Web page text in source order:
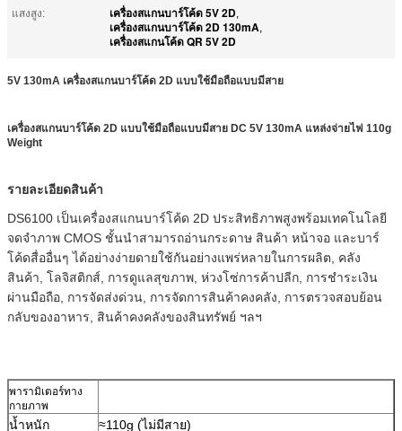
แสงสูง:
เครื่องสแกนบาร์โค้ด 5V 2D,
เครื่องสแกนบาร์โค้ด 2D 130mA,
เครื่องสแกนโค้ด QR 5V 2D
5V 130mA เครื่องสแกนบาร์โค้ด 2D แบบใช้มือถือแบบมีสาย
เครื่องสแกนบาร์โค้ด 2D แบบใช้มือถือแบบมีสาย DC 5V 130mA แหล่งจ่ายไฟ 110g
Weight
รายละเอียดสินค้า
DS6100 เป็นเครื่องสแกนบาร์โค้ด 2D ประสิทธิภาพสูงพร้อมเทคโนโลยี
จดจำภาพ CMOS ชั้นนำสามารถอ่านกระดาษ สินค้า หน้าจอ และบาร์
โค้ดสื่ออื่นๆ ได้อย่างง่ายดายใช้กันอย่างแพร่หลายในการผลิต, คลัง
สินค้า, โลจิสติกส์, การดูแลสุขภาพ, ห่วงโซ่การค้าปลีก, การชำระเงิน
ผ่านมือถือ, การจัดส่งด่วน, การจัดการสินค้าคงคลัง, การตรวจสอบย้อน
กลับของอาหาร, สินค้าคงคลังของสินทรัพย์ ฯลฯ
พารามิเตอร์ทาง
กายภาพ
น้ำหนัก
≈110g (ไม่มีสาย)